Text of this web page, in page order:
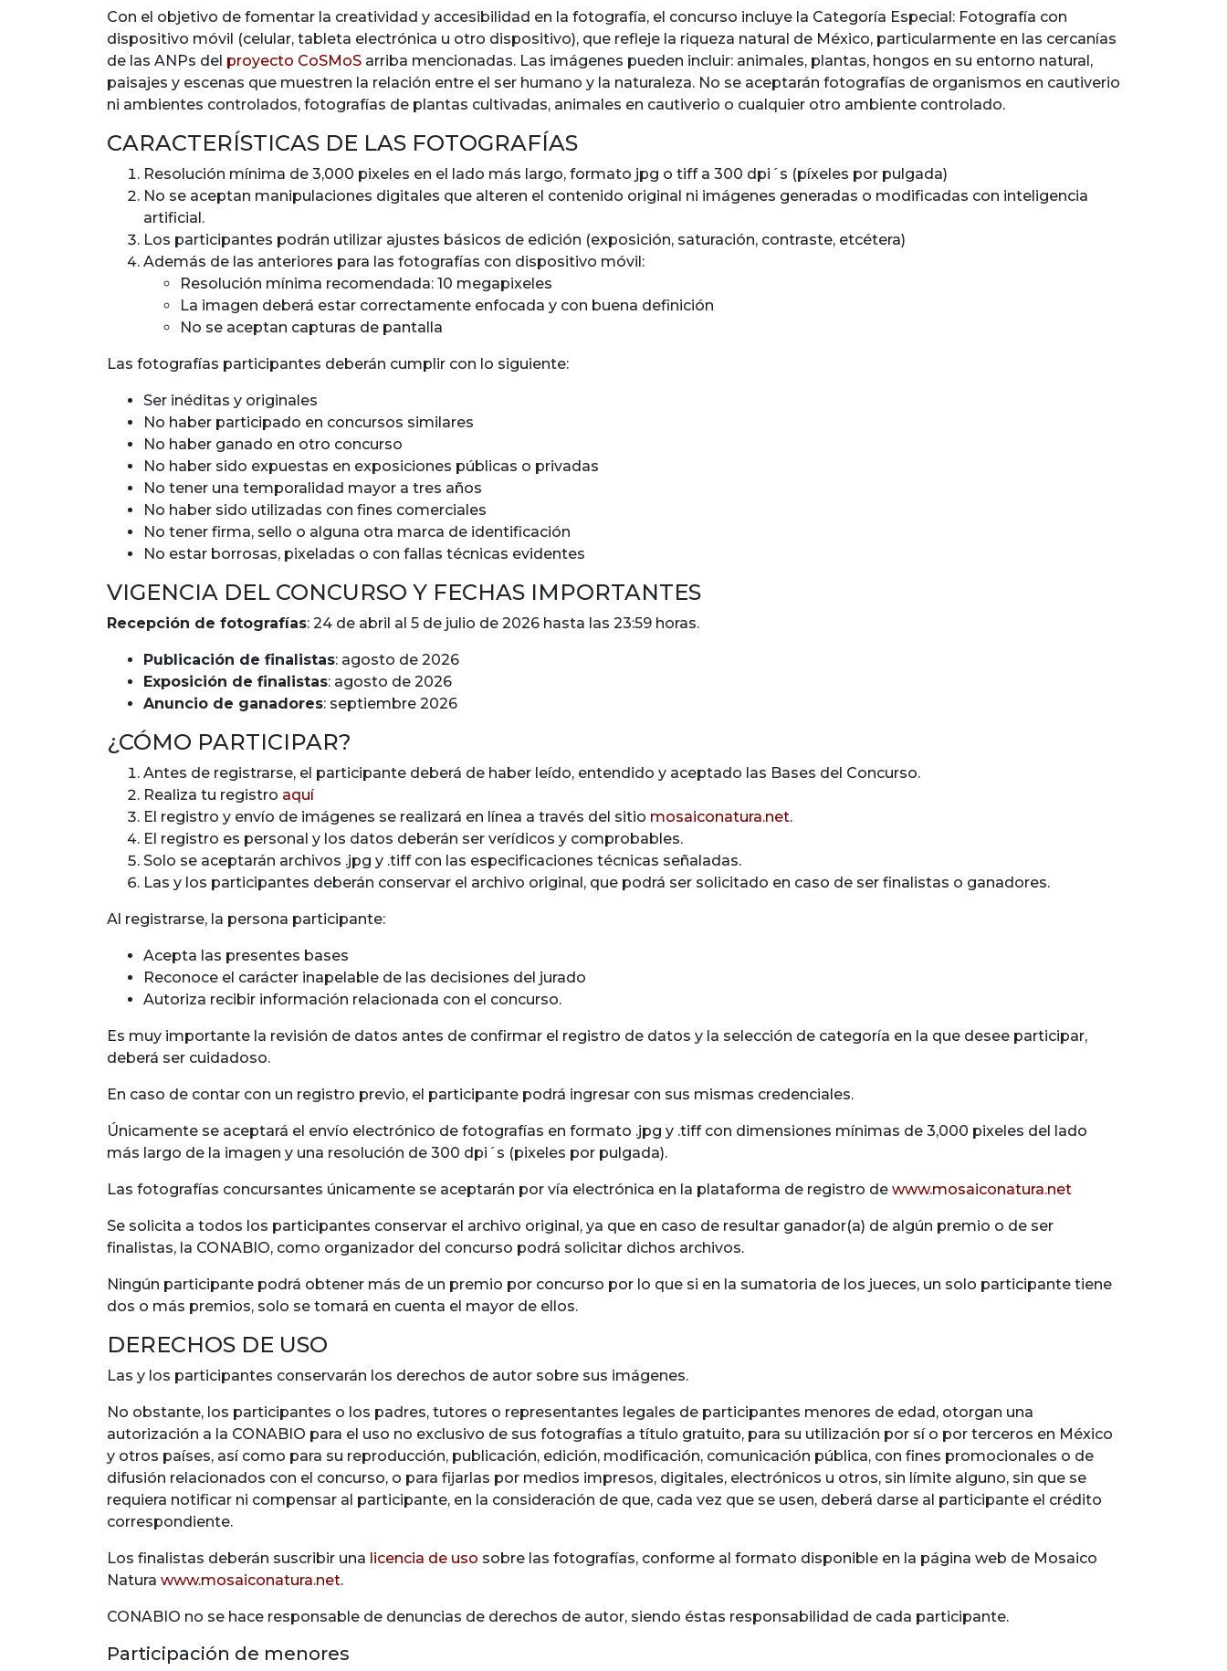
Con el objetivo de fomentar la creatividad y accesibilidad en la fotografía, el concurso incluye la Categoría Especial: Fotografía con
dispositivo móvil (celular, tableta electrónica u otro dispositivo), que refleje la riqueza natural de México, particularmente en las cercanías
de las ANPs del proyecto CoSMoS arriba mencionadas. Las imágenes pueden incluir: animales, plantas, hongos en su entorno natural,
paisajes y escenas que muestren la relación entre el ser humano y la naturaleza. No se aceptarán fotografías de organismos en cautiverio
ni ambientes controlados, fotografías de plantas cultivadas, animales en cautiverio o cualquier otro ambiente controlado.
CARACTERÍSTICAS DE LAS FOTOGRAFÍAS
Resolución mínima de 3,000 pixeles en el lado más largo, formato jpg o tiff a 300 dpi´s (píxeles por pulgada)
No se aceptan manipulaciones digitales que alteren el contenido original ni imágenes generadas o modificadas con inteligencia
artificial.
Los participantes podrán utilizar ajustes básicos de edición (exposición, saturación, contraste, etcétera)
Además de las anteriores para las fotografías con dispositivo móvil:
Resolución mínima recomendada: 10 megapixeles
La imagen deberá estar correctamente enfocada y con buena definición
No se aceptan capturas de pantalla
Las fotografías participantes deberán cumplir con lo siguiente:
Ser inéditas y originales
No haber participado en concursos similares
No haber ganado en otro concurso
No haber sido expuestas en exposiciones públicas o privadas
No tener una temporalidad mayor a tres años
No haber sido utilizadas con fines comerciales
No tener firma, sello o alguna otra marca de identificación
No estar borrosas, pixeladas o con fallas técnicas evidentes
VIGENCIA DEL CONCURSO Y FECHAS IMPORTANTES
Recepción de fotografías: 24 de abril al 5 de julio de 2026 hasta las 23:59 horas.
Publicación de finalistas: agosto de 2026
Exposición de finalistas: agosto de 2026
Anuncio de ganadores: septiembre 2026
¿CÓMO PARTICIPAR?
Antes de registrarse, el participante deberá de haber leído, entendido y aceptado las Bases del Concurso.
Realiza tu registro aquí
El registro y envío de imágenes se realizará en línea a través del sitio mosaiconatura.net.
El registro es personal y los datos deberán ser verídicos y comprobables.
Solo se aceptarán archivos .jpg y .tiff con las especificaciones técnicas señaladas.
Las y los participantes deberán conservar el archivo original, que podrá ser solicitado en caso de ser finalistas o ganadores.
Al registrarse, la persona participante:
Acepta las presentes bases
Reconoce el carácter inapelable de las decisiones del jurado
Autoriza recibir información relacionada con el concurso.
Es muy importante la revisión de datos antes de confirmar el registro de datos y la selección de categoría en la que desee participar,
deberá ser cuidadoso.
En caso de contar con un registro previo, el participante podrá ingresar con sus mismas credenciales.
Únicamente se aceptará el envío electrónico de fotografías en formato .jpg y .tiff con dimensiones mínimas de 3,000 pixeles del lado
más largo de la imagen y una resolución de 300 dpi´s (pixeles por pulgada).
Las fotografías concursantes únicamente se aceptarán por vía electrónica en la plataforma de registro de www.mosaiconatura.net
Se solicita a todos los participantes conservar el archivo original, ya que en caso de resultar ganador(a) de algún premio o de ser
finalistas, la CONABIO, como organizador del concurso podrá solicitar dichos archivos.
Ningún participante podrá obtener más de un premio por concurso por lo que si en la sumatoria de los jueces, un solo participante tiene
dos o más premios, solo se tomará en cuenta el mayor de ellos.
DERECHOS DE USO
Las y los participantes conservarán los derechos de autor sobre sus imágenes.
No obstante, los participantes o los padres, tutores o representantes legales de participantes menores de edad, otorgan una
autorización a la CONABIO para el uso no exclusivo de sus fotografías a título gratuito, para su utilización por sí o por terceros en México
y otros países, así como para su reproducción, publicación, edición, modificación, comunicación pública, con fines promocionales o de
difusión relacionados con el concurso, o para fijarlas por medios impresos, digitales, electrónicos u otros, sin límite alguno, sin que se
requiera notificar ni compensar al participante, en la consideración de que, cada vez que se usen, deberá darse al participante el crédito
correspondiente.
Los finalistas deberán suscribir una licencia de uso sobre las fotografías, conforme al formato disponible en la página web de Mosaico
Natura www.mosaiconatura.net.
CONABIO no se hace responsable de denuncias de derechos de autor, siendo éstas responsabilidad de cada participante.
Participación de menores